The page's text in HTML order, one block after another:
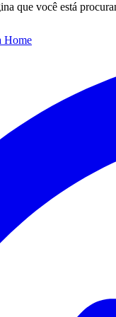
que você está
Home